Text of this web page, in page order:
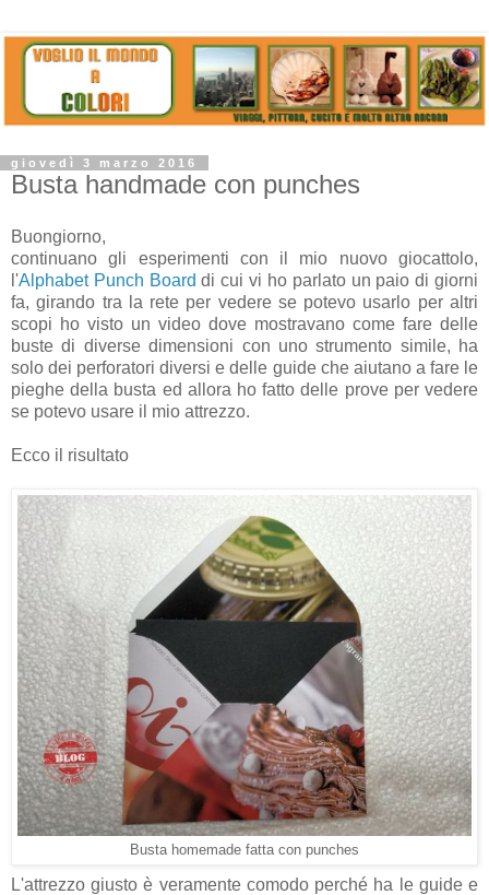
giovedì 3 marzo 2016
Busta handmade con punches
Buongiorno,
continuano gli esperimenti con il mio nuovo giocattolo,
l'Alphabet Punch Board di cui vi ho parlato un paio di giorni
fa, girando tra la rete per vedere se potevo usarlo per altri
scopi ho visto un video dove mostravano come fare delle
buste di diverse dimensioni con uno strumento simile, ha
solo dei perforatori diversi e delle guide che aiutano a fare le
pieghe della busta ed allora ho fatto delle prove per vedere
se potevo usare il mio attrezzo.
Ecco il risultato
Busta homemade fatta con punches
L'attrezzo giusto è veramente comodo perché ha le guide e